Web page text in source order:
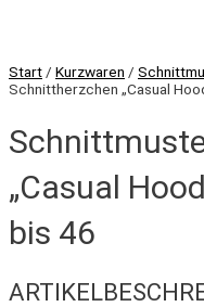
Start / Kurzwaren /
Schnittherzchen „Casual
„Casual
bis 46